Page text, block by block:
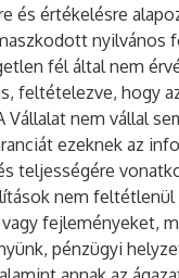
és értékelésre
nyilvános
fél által nem
feltételezve, hogy
Vállalat nem vállal
ezeknek az
teljességére
nem feltétlenül
fejleményeket,
pénzügyi